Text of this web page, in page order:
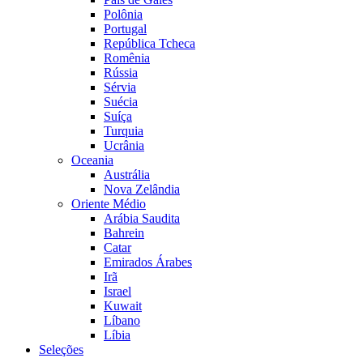
Polônia
Portugal
República Tcheca
Romênia
Rússia
Sérvia
Suécia
Suíça
Turquia
Ucrânia
Oceania
Austrália
Nova Zelândia
Oriente Médio
Arábia Saudita
Bahrein
Catar
Emirados Árabes
Irã
Israel
Kuwait
Líbano
Líbia
Seleções